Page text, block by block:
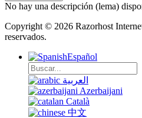
No hay una descripción (lema)
Copyright © 2026 Razorhost
reservados.
Español
العربية
Azerbaijani
Català
中文